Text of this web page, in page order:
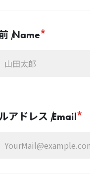
/
Name*
アドレス /Email*